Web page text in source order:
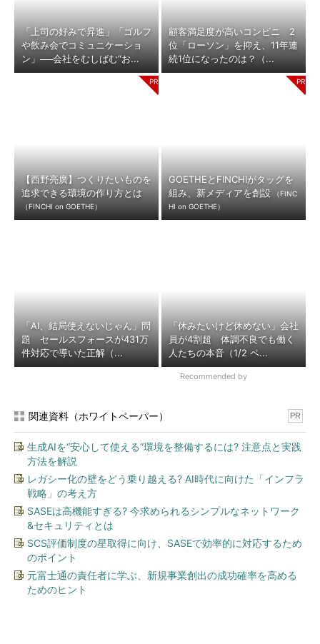
「上司の好みで昇進」「ゴルフ
や飲み会でコミュニケーショ
ン」──会社をむしばむ“お...
顧客満足度が高いコンビニ 2
位「ローソン」を抑え、11年連
続1位になったのは？（...
【西野亮廣】つくりたいものを
追求できる環境の作り方とは
（FINCHI on GOETHE）
GOETHEとFINCHIがタッグを
組み、新メディアを創設
（FINC
HI on GOETHE）
「AI、結局使えないじゃん」問
題 セールスフォースが431万
件対応で導いた正解（...
「休みたいけど休めない」会社
員が4割超 体調不良でも働く
人たちの本音（1/2 ペ...
Recommended by
関連資料（ホワイトペーパー） PR
生成AIを“安心して使える”環境を整備するには? 注意点と実践
方法を解説
レガシー化の壁をどう乗り越える? AI時代に向けた「インフラ
戦略」の考え方
SASEは高機能すぎる? 今求められるシンプルなネットワーク
&セキュリティとは
SCS評価制度の星取得に向け、SASEで効率的に対応するため
のポイント
元富士通の責任者に学ぶ、新規事業創出の成功確率を高める
ためのヒント